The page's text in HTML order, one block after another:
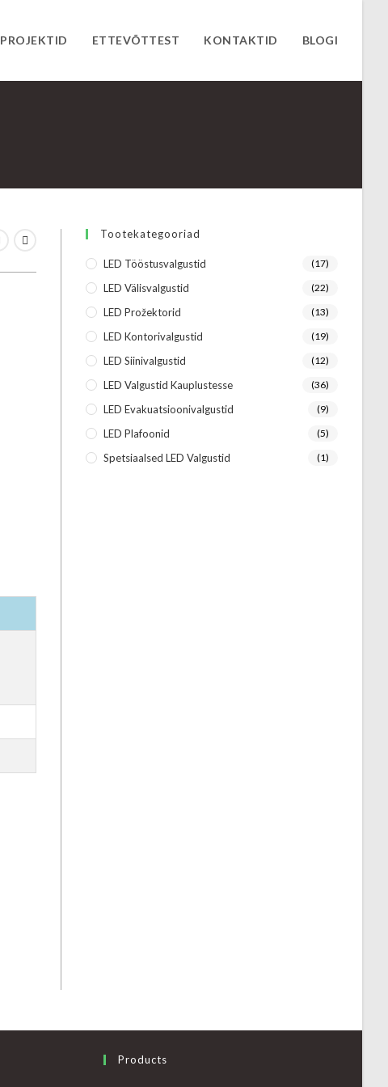
PROJEKTID ETTEVÕTTEST KONTAKTID BLOGI
Tootekategooriad
LED Tööstusvalgustid (17)
LED Välisvalgustid (22)
LED Prožektorid (13)
LED Kontorivalgustid (19)
LED Siinivalgustid (12)
LED Valgustid Kauplustesse (36)
LED Evakuatsioonivalgustid (9)
LED Plafoonid (5)
Spetsiaalsed LED Valgustid (1)
Products